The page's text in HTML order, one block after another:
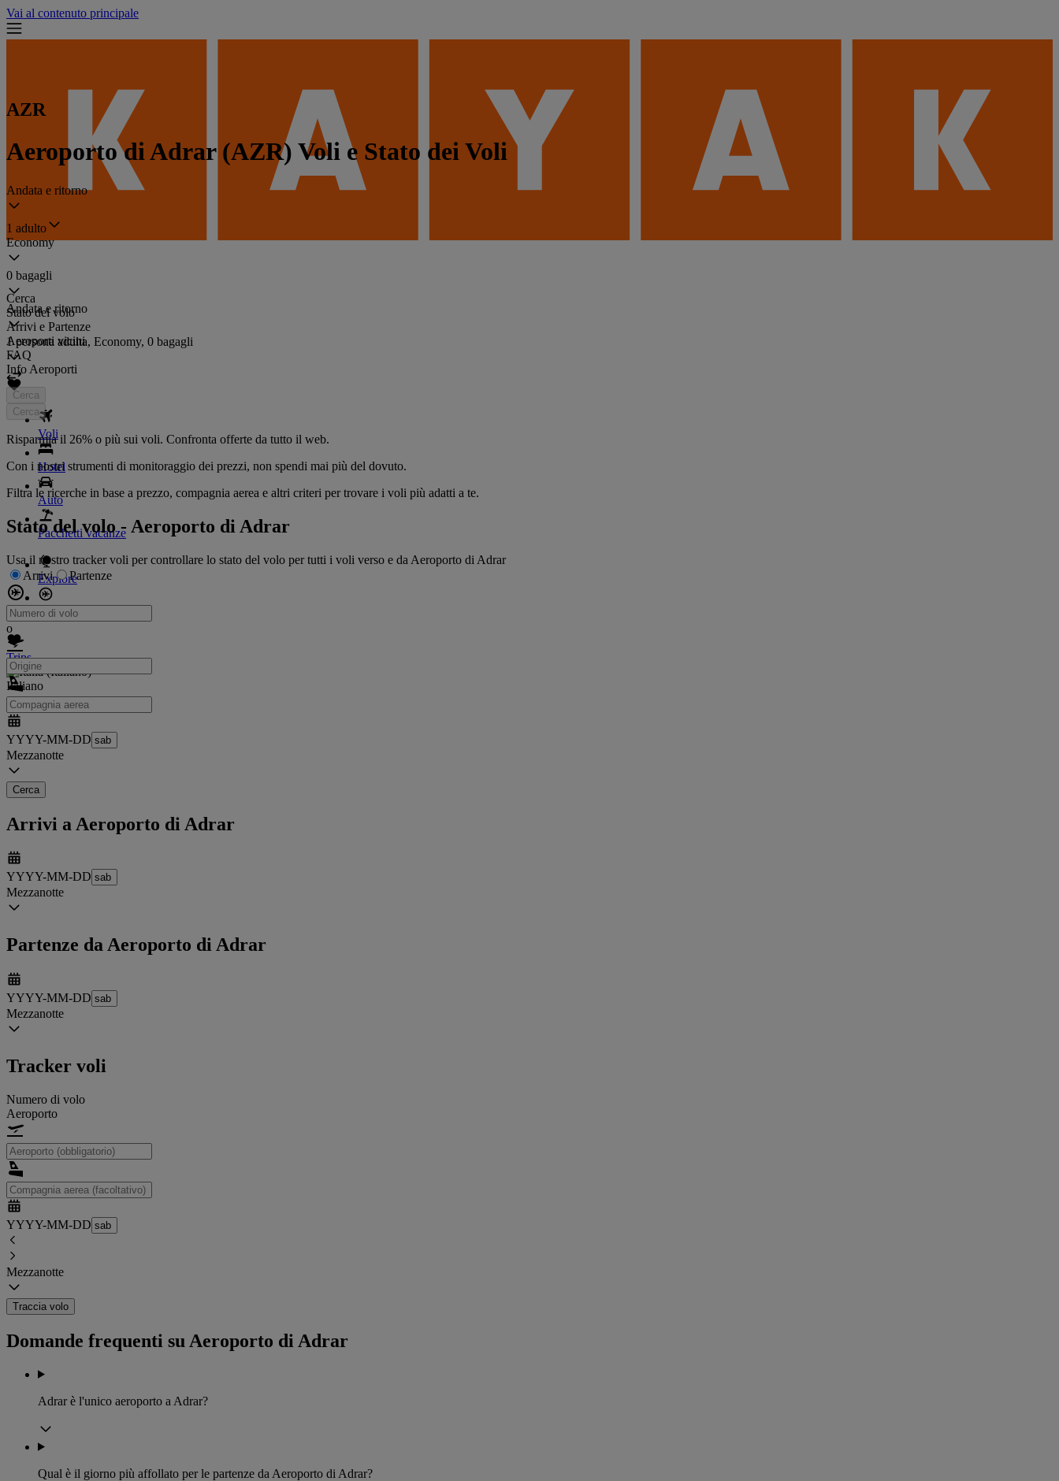
Vai al contenuto principale
Cerca
Stato del volo
Arrivi e Partenze
Aeroporti vicini
FAQ
Info Aeroporti
Voli
Hotel
Auto
Pacchetti vacanze
Explore
Tracker voli
Trips
Italiano
AZR
Aeroporto di Adrar (AZR) Voli e Stato dei Voli
Andata e ritorno
1 adulto
Economy
0 bagagli
Andata e ritorno
1 persona adulta, Economy, 0 bagagli
Cerca
Cerca
Risparmia il 26% o più sui voli. Confronta offerte da tutto il web.
Con i nostri strumenti di monitoraggio dei prezzi, non spendi mai più del dovuto.
Filtra le ricerche in base a prezzo, compagnia aerea e altri criteri per trovare i voli più adatti a te.
Stato del volo - Aeroporto di Adrar
Usa il nostro tracker voli per controllare lo stato del volo per tutti i voli verso e da Aeroporto di Adrar
Arrivi
Partenze
o
YYYY-MM-DD
Mezzanotte
Cerca
Arrivi a Aeroporto di Adrar
YYYY-MM-DD
Mezzanotte
Partenze da Aeroporto di Adrar
YYYY-MM-DD
Mezzanotte
Tracker voli
Numero di volo
Aeroporto
YYYY-MM-DD
Mezzanotte
Traccia volo
Domande frequenti su Aeroporto di Adrar
Adrar è l'unico aeroporto a Adrar?
Qual è il giorno più affollato per le partenze da Aeroporto di Adrar?